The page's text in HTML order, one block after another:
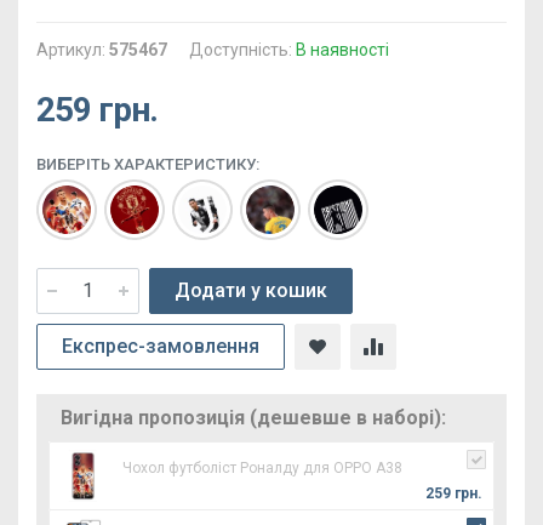
Артикул: 575467 Доступність: В наявності
259 грн.
ВИБЕРІТЬ ХАРАКТЕРИСТИКУ:
Додати у кошик
Експрес-замовлення
Вигідна пропозиція (дешевше в наборі):
Чохол футболіст Роналду для OPPO А38
259 грн.